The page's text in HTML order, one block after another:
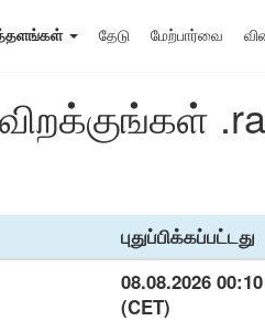
தேடு மேற்பார்வை
புதுப்பிக்கப்பட்டது
08.08.2026 00:10
(CET)